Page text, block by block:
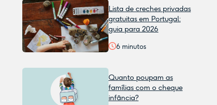
Lista de creches privadas
gratuitas em Portugal:
guia para 2026
6 minutos
Quanto poupam as
famílias com o cheque
infância?